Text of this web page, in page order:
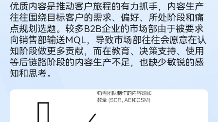
优质内容是推动客户旅程的有力抓手，内容生产
往往围绕目标客户的需求、偏好、所处阶段和痛
点规划选题。较多B2B企业的市场部由于被要求
向销售部输送MQL，导致市场部往往会愿意在认
知阶段做更多贡献，而在教育、决策支持、使用
等后链路阶段的内容生产不足，也缺少敏锐的感
知和思考。